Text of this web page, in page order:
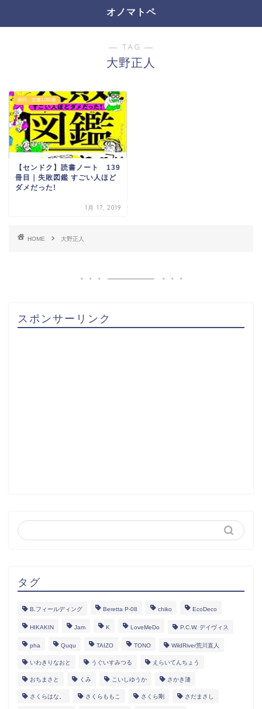
オノマトペ
― TAG ―
大野正人
挑戦・読書1,000冊
【センドク】読書ノート 139
冊目｜失敗図鑑 すごい人ほど
ダメだった!
1月 17, 2019
HOME 大野正人
スポンサーリンク
タグ
B.フィールディング Beretta P-08 chiko EcoDeco
HIKAKIN Jam K LoveMeDo P.C.W. デイヴィス
pha Ququ TAIZO TONO WildRiver荒川直人
いわきりなおと うぐいすみつる えらいてんちょう
おちまさと くみ こいしゆうか さかき漣
さくらはな。 さくらももこ さくら剛 さだまさし